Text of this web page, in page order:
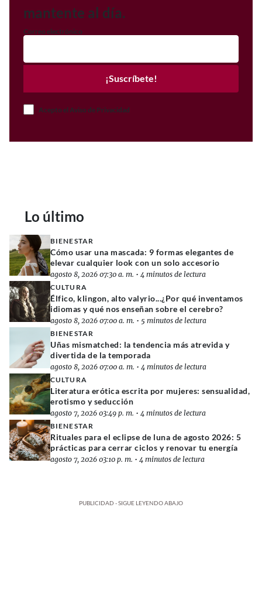
mantente al día.
Correo electrónico
¡Suscríbete!
Acepto el Aviso de Privacidad
Lo último
BIENESTAR
Cómo usar una mascada: 9 formas elegantes de
elevar cualquier look con un solo accesorio
agosto 8, 2026 07:30 a. m. • 4 minutos de lectura
CULTURA
Élfico, klingon, alto valyrio...¿Por qué inventamos
idiomas y qué nos enseñan sobre el cerebro?
agosto 8, 2026 07:00 a. m. • 5 minutos de lectura
BIENESTAR
Uñas mismatched: la tendencia más atrevida y
divertida de la temporada
agosto 8, 2026 07:00 a. m. • 4 minutos de lectura
CULTURA
Literatura erótica escrita por mujeres: sensualidad,
erotismo y seducción
agosto 7, 2026 03:49 p. m. • 4 minutos de lectura
BIENESTAR
Rituales para el eclipse de luna de agosto 2026: 5
prácticas para cerrar ciclos y renovar tu energía
agosto 7, 2026 03:10 p. m. • 4 minutos de lectura
PUBLICIDAD - SIGUE LEYENDO ABAJO